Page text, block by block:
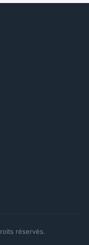
réservés.